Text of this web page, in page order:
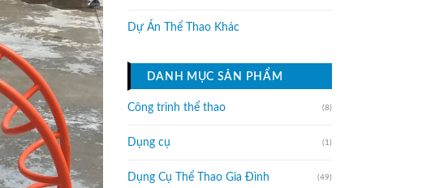
Dự Án Thể Thao Khác
DANH MỤC SẢN PHẨM
Công trình thể thao (8)
Dụng cụ (1)
Dụng Cụ Thể Thao Gia Đình (49)